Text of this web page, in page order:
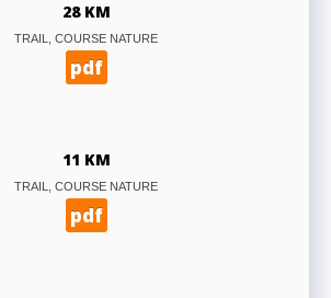
28 KM
TRAIL, COURSE NATURE
pdf
11 KM
TRAIL, COURSE NATURE
pdf